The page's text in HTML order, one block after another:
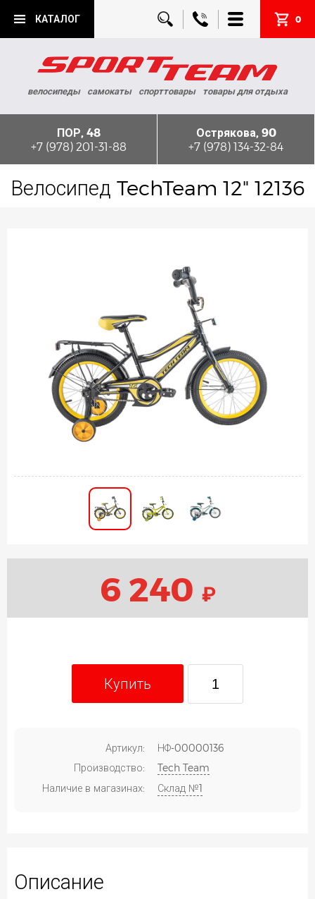
КАТАЛОГ 0
велосипеды самокаты спорттовары товары для отдыха
ПОР, 48
+7 (978) 201-31-88
Острякова, 90
+7 (978) 134-32-84
Велосипед TechTeam 12" 12136
6 240 ₽
Купить
Артикул:
НФ-00000136
Производство:
Tech Team
Наличие в магазинах:
Склад №1
Описание